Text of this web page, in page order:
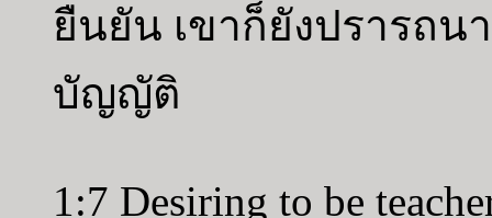
ยืนยัน เขาก็ยังปรารถน
บัญญัติ
1:7 Desiring to be